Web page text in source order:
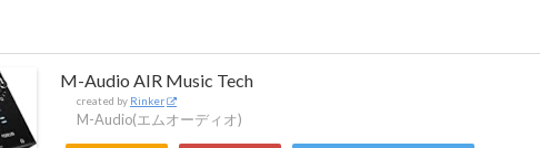
M-Audio AIR Music Tech
created by Rinker
M-Audio(エムオーディオ)